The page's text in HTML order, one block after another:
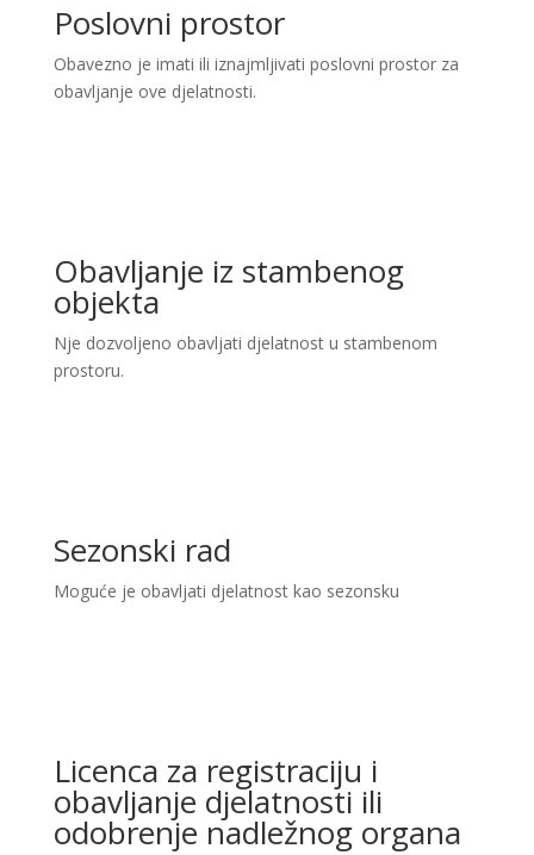
Poslovni prostor
Obavezno je imati ili iznajmljivati poslovni prostor za
obavljanje ove djelatnosti.
Obavljanje iz stambenog
objekta
Nje dozvoljeno obavljati djelatnost u stambenom
prostoru.
Sezonski rad
Moguće je obavljati djelatnost kao sezonsku
Licenca za registraciju i
obavljanje djelatnosti ili
odobrenje nadležnog organa